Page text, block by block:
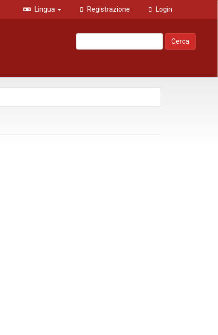
Lingua Registrazione Login
Cerca